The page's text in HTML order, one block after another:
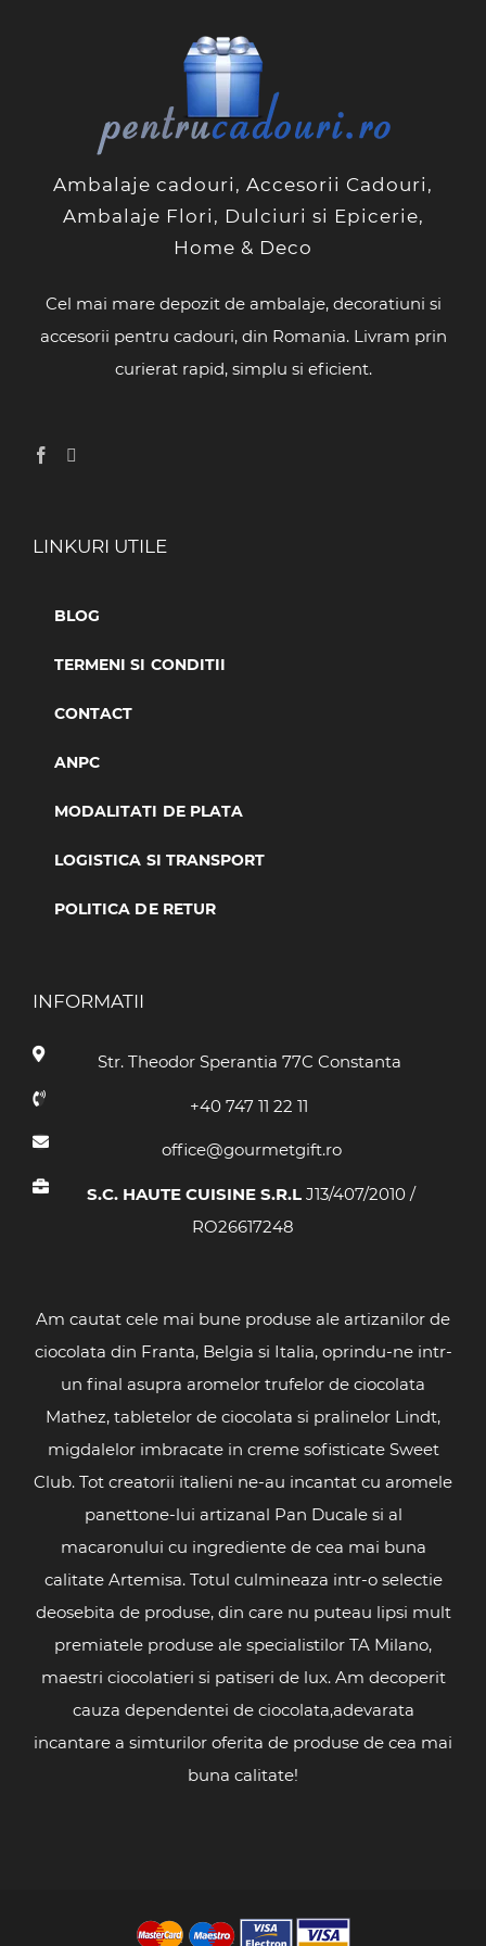
Ambalaje cadouri, Accesorii Cadouri,
Ambalaje Flori, Dulciuri si Epicerie,
Home & Deco
Cel mai mare depozit de ambalaje, decoratiuni si
accesorii pentru cadouri, din Romania. Livram prin
curierat rapid, simplu si eficient.
LINKURI UTILE
BLOG
TERMENI SI CONDITII
CONTACT
ANPC
MODALITATI DE PLATA
LOGISTICA SI TRANSPORT
POLITICA DE RETUR
INFORMATII
Str. Theodor Sperantia 77C Constanta
+40 747 11 22 11
office@gourmetgift.ro
S.C. HAUTE CUISINE S.R.L J13/407/2010 /
RO26617248
Am cautat cele mai bune produse ale artizanilor de
ciocolata din Franta, Belgia si Italia, oprindu-ne intr-
un final asupra aromelor trufelor de ciocolata
Mathez, tabletelor de ciocolata si pralinelor Lindt,
migdalelor imbracate in creme sofisticate Sweet
Club. Tot creatorii italieni ne-au incantat cu aromele
panettone-lui artizanal Pan Ducale si al
macaronului cu ingrediente de cea mai buna
calitate Artemisa. Totul culmineaza intr-o selectie
deosebita de produse, din care nu puteau lipsi mult
premiatele produse ale specialistilor TA Milano,
maestri ciocolatieri si patiseri de lux. Am decoperit
cauza dependentei de ciocolata,adevarata
incantare a simturilor oferita de produse de cea mai
buna calitate!